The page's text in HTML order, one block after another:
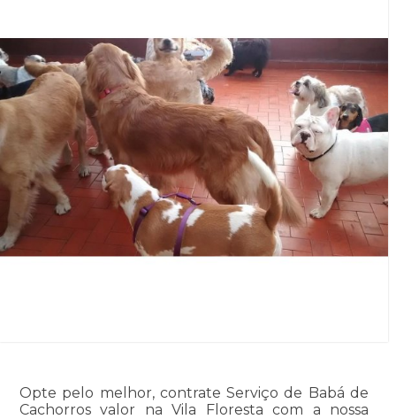
Opte pelo melhor, contrate Serviço de Babá de
Cachorros valor na Vila Floresta com a nossa